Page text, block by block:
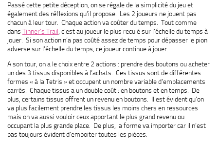
Passé cette petite déception, on se régale de la simplicité du jeu et
également des réflexions qu’il propose. Les 2 joueurs ne jouent pas
chacun à leur tour. Chaque action va coûter du temps. Tout comme
dans Tinner’s Trail , c’est au joueur le plus reculé sur l’échelle du temps à
jouer. Si son action n’a pas coûté assez de temps pour dépasser le pion
adverse sur l’échelle du temps, ce joueur continue à jouer.
A son tour, on a le choix entre 2 actions : prendre des boutons ou acheter
un des 3 tissus disponibles à l’achats. Ces tissus sont de différentes
formes « à la Tetris » et occupent un nombre variable d’emplacements
carrés. Chaque tissus a un double coût : en boutons et en temps. De
plus, certains tissus offrent un revenu en boutons. Il est évident qu’on
va plus facilement prendre les tissus les moins chers en ressources
mais on va aussi vouloir ceux apportant le plus grand revenu ou
occupant la plus grande place. De plus, la forme va importer car il n’est
pas toujours évident d’emboiter toutes les pièces.